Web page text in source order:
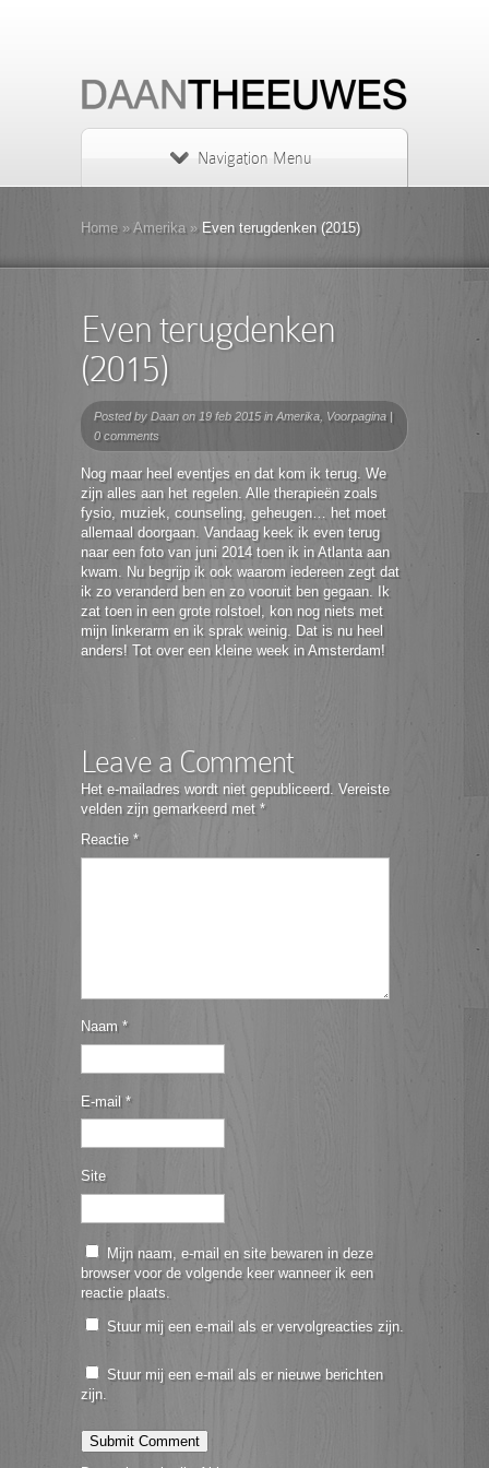
Navigation Menu
Home » Amerika »Even terugdenken (2015)
Even terugdenken
(2015)
Posted by Daan on 19 feb 2015 in Amerika Voorpagina |
0 comments
Nog maar heel eventjes en dat kom ik terug. We
zijn alles aan het regelen. Alle therapieën zoals
fysio, muziek, counseling, geheugen… het moet
allemaal doorgaan. Vandaag keek ik even terug
naar een foto van juni 2014 toen ik in Atlanta aan
kwam. Nu begrijp ik ook waarom iedereen zegt dat
ik zo veranderd ben en zo vooruit ben gegaan. Ik
zat toen in een grote rolstoel, kon nog niets met
mijn linkerarm en ik sprak weinig. Dat is nu heel
anders! Tot over een kleine week in Amsterdam!
Leave a Comment
Het e-mailadres wordt niet gepubliceerd. Vereiste
velden zijn gemarkeerd met *
Reactie *
Naam *
E-mail *
Site
Mijn naam, e-mail en site bewaren in deze
browser voor de volgende keer wanneer ik een
reactie plaats.
Stuur mij een e-mail als er vervolgreacties zijn.
Stuur mij een e-mail als er nieuwe berichten
zijn.